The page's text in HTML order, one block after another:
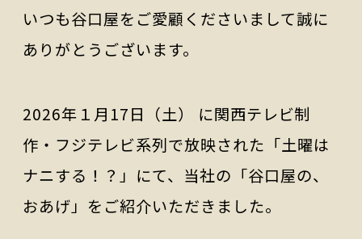
いつも谷口屋をご愛顧くださいまして誠に
ありがとうございます。
2026年１月17日（土） に関西テレビ制
作・フジテレビ系列で放映された「土曜は
ナニする！？」にて、当社の「谷口屋の、
おあげ」をご紹介いただきました。